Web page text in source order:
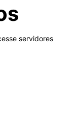
servidores